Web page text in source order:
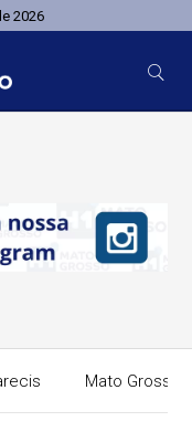
2026
Mato Grosso